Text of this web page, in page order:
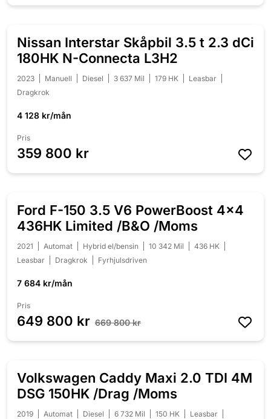
Nissan Interstar Skåpbil 3.5 t 2.3 dCi
180HK N-Connecta L3H2
2023 Manuell Diesel 3 637 Mil 179 HK
Leasbar
Dragkrok
4 128 kr/mån
Pris
359 800 kr
NEDSATT 20 000 KR
Ford F-150 3.5 V6 PowerBoost 4x4
436HK Limited /B&O /Moms
2021 Automat Hybrid el/bensin 10 342 Mil
436 HK
Leasbar
Dragkrok Fyrhjulsdriven
7 684 kr/mån
Pris
649 800 kr 669 800 kr
NEDSATT 10 000 KR
Volkswagen Caddy Maxi 2.0 TDI 4M
DSG 150HK /Drag /Moms
2019 Automat Diesel 6 732 Mil 150 HK Leasbar